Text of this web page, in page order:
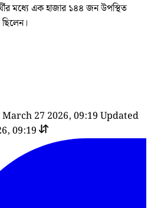
মধ্যে এক হাজার ১৪৪ জন উপস্থিত
27 2026, 09:19 Updated
09:19